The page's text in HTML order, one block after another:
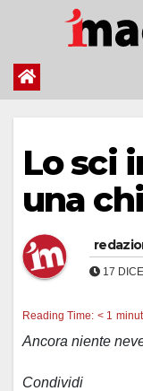
contenuto
Lo sci
una
17
Reading Time: < 1
Ancora niente
Condividi